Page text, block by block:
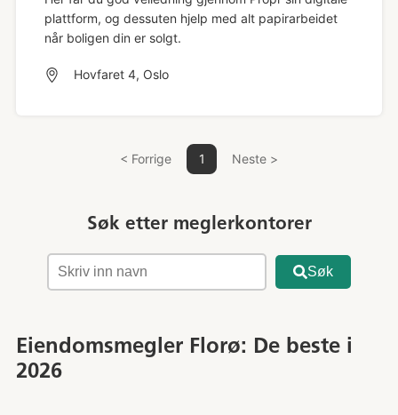
plattform, og dessuten hjelp med alt papirarbeidet
når boligen din er solgt.
Hovfaret 4, Oslo
< Forrige 1 Neste >
Søk etter meglerkontorer
Søk
Eiendomsmegler Florø: De beste i
2026